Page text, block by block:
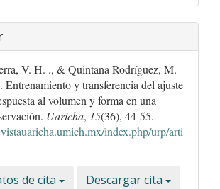
V. H. ., & Quintana Rodríguez, M.
y transferencia del ajuste
al volumen y forma en una
Uaricha, 15(36), 44-55.
index.php/urp/arti
de cita Descargar cita